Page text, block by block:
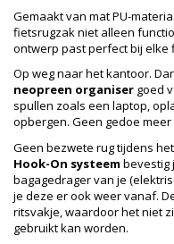
Gemaakt van mat PU-
fietsrugzak niet alleen
ontwerp past perfect bij elke
Op weg naar het kantoor.
neopreen organiser goed
spullen zoals een laptop,
opbergen. Geen gedoe
Geen bezwete rug tijdens
Hook-On systeem bevestig
bagagedrager van je
je deze er ook weer vanaf.
ritsvakje, waardoor het niet
gebruikt kan worden.